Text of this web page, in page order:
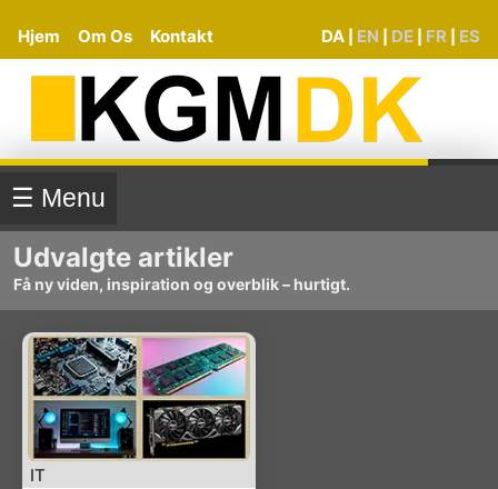
Hjem Om Os Kontakt DA EN DE FR ES
☰ Menu
Udvalgte artikler
Få ny viden, inspiration og overblik – hurtigt.
IT